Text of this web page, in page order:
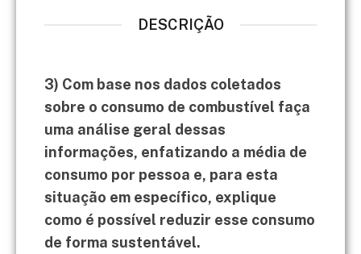
DESCRIÇÃO
3) Com base nos dados coletados
sobre o consumo de combustível faça
uma análise geral dessas
informações, enfatizando a média de
consumo por pessoa e, para esta
situação em específico, explique
como é possível reduzir esse consumo
de forma sustentável.